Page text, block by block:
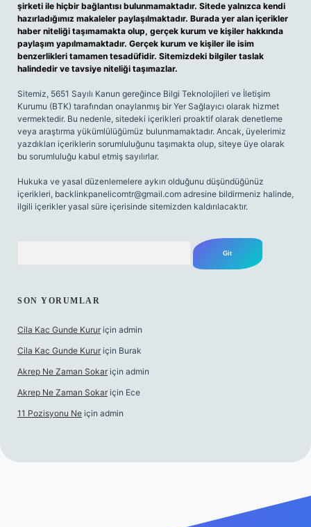
şirketi ile hiçbir bağlantısı bulunmamaktadır. Sitede yalnızca kendi
hazırladığımız makaleler paylaşılmaktadır. Burada yer alan içerikler
haber niteliği taşımamakta olup, gerçek kurum ve kişiler hakkında
paylaşım yapılmamaktadır. Gerçek kurum ve kişiler ile isim
benzerlikleri tamamen tesadüfidir. Sitemizdeki bilgiler taslak
halindedir ve tavsiye niteliği taşımazlar.
Sitemiz, 5651 Sayılı Kanun gereğince Bilgi Teknolojileri ve İletişim
Kurumu (BTK) tarafından onaylanmış bir Yer Sağlayıcı olarak hizmet
vermektedir. Bu nedenle, sitedeki içerikleri proaktif olarak denetleme
veya araştırma yükümlülüğümüz bulunmamaktadır. Ancak, üyelerimiz
yazdıkları içeriklerin sorumluluğunu taşımakta olup, siteye üye olarak
bu sorumluluğu kabul etmiş sayılırlar.
Hukuka ve yasal düzenlemelere aykırı olduğunu düşündüğünüz
içerikleri, backlinkpanelicomtr@gmail.com adresine bildirmeniz halinde,
ilgili içerikler yasal süre içerisinde sitemizden kaldırılacaktır.
SON YORUMLAR
Cila Kac Gunde Kurur için admin
Cila Kac Gunde Kurur için Burak
Akrep Ne Zaman Sokar için admin
Akrep Ne Zaman Sokar için Ece
11 Pozisyonu Ne için admin